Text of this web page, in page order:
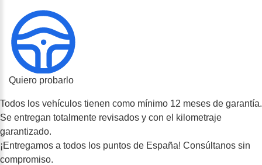
Quiero probarlo
Todos los vehículos tienen como mínimo 12 meses de garantía.
Se entregan totalmente revisados y con el kilometraje
garantizado.
¡Entregamos a todos los puntos de España! Consúltanos sin
compromiso.